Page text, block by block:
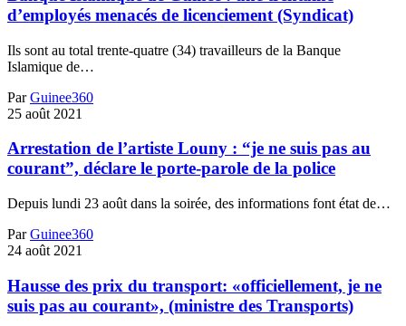
d’employés menacés de licenciement (Syndicat)
Ils sont au total trente-quatre (34) travailleurs de la Banque
Islamique de…
Par Guinee360
25 août 2021
Arrestation de l’artiste Louny : “je ne suis pas au
courant”, déclare le porte-parole de la police
Depuis lundi 23 août dans la soirée, des informations font état de…
Par Guinee360
24 août 2021
Hausse des prix du transport: «officiellement, je ne
suis pas au courant», (ministre des Transports)